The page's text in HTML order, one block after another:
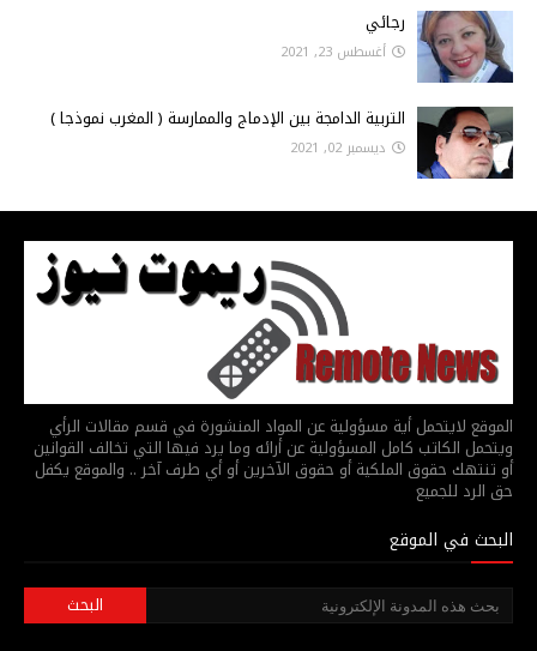
رجائي
أغسطس 23, 2021
التربية الدامجة بين الإدماج والممارسة ( المغرب نموذجا )
ديسمبر 02, 2021
الموقع لايتحمل أية مسؤولية عن المواد المنشورة في قسم مقالات الرأي
ويتحمل الكاتب كامل المسؤولية عن أرائه وما يرد فيها التي تخالف القوانين
أو تنتهك حقوق الملكية أو حقوق الآخرين أو أي طرف آخر .. والموقع يكفل
حق الرد للجميع
البحث في الموقع